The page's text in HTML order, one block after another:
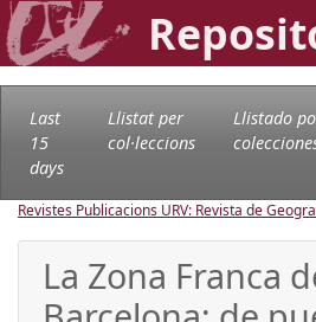
Last
15
days
Llistat per
col·leccions
Llistado
Revistes Publicacions URV: Revista de
La Zona Franca